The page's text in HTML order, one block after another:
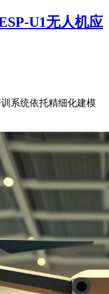
U1无人机应
系统依托精细化建模